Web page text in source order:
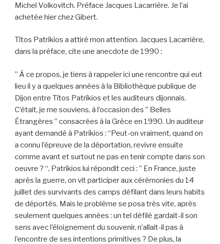
Michel Volkovitch. Préface Jacques Lacarrière. Je l’ai
achetée hier chez Gibert.
Títos Patríkios a attiré mon attention. Jacques Lacarrière,
dans la préface, cite une anecdote de 1990 :
” Á ce propos, je tiens à rappeler ici une rencontre qui eut
lieu il y a quelques années à la Bibliothèque publique de
Dijon entre Títos Patríkios et les auditeurs dijonnais.
C’était, je me souviens, à l’occasion des ” Belles
Étrangères ” consacrées à la Grèce en 1990. Un auditeur
ayant demandé à Patríkios : “Peut-on vraiment, quand on
a connu l’épreuve de la déportation, revivre ensuite
comme avant et surtout ne pas en tenir compte dans son
oeuvre ? “, Patríkios lui répondit ceci : ” En France, juste
après la guerre, on vit participer aux cérémonies du 14
juillet des survivants des camps défilant dans leurs habits
de déportés. Mais le problème se posa très vite, après
seulement quelques années : un tel défilé gardait-il son
sens avec l’éloignement du souvenir, n’allait-il pas à
l’encontre de ses intentions primitives ? De plus, la